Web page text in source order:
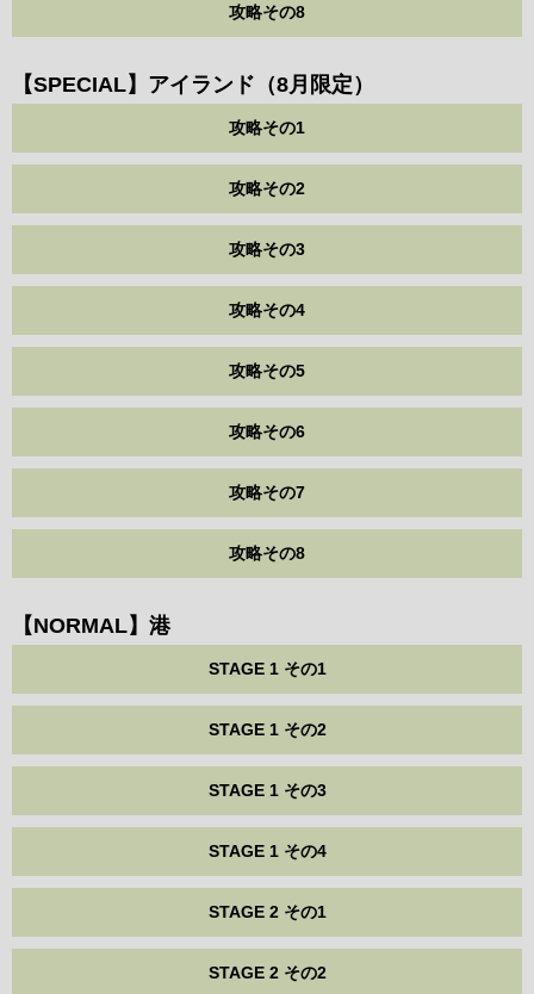
攻略その8
【SPECIAL】アイランド（8月限定）
攻略その1
攻略その2
攻略その3
攻略その4
攻略その5
攻略その6
攻略その7
攻略その8
【NORMAL】港
STAGE 1 その1
STAGE 1 その2
STAGE 1 その3
STAGE 1 その4
STAGE 2 その1
STAGE 2 その2